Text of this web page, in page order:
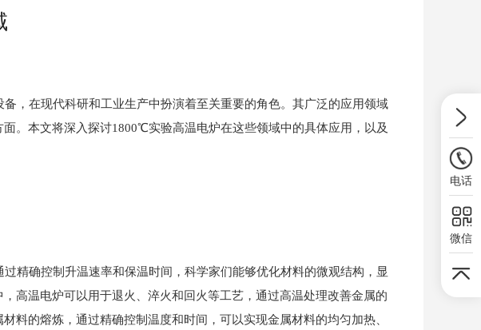
，在现代科研和工业生产中扮演着至关重要的角色。其广泛的应用领域
。本文将深入探讨1800℃实验高温电炉在这些领域中的具体应用，以及
精确控制升温速率和保温时间，科学家们能够优化材料的微观结构，显
高温电炉可以用于退火、淬火和回火等工艺，通过高温处理改善金属的
料的熔炼，通过精确控制温度和时间，可以实现金属材料的均匀加热、
电话
微信